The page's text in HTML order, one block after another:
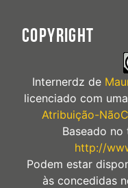
COPYRIGHT
Internerdz de
licenciado com
Atribuição-
Baseado
http://
Podem estar
às concedidas